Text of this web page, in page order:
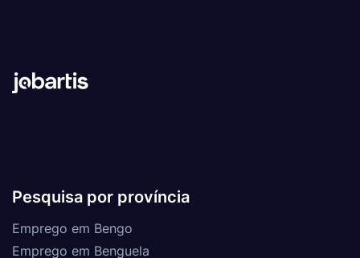
Pesquisa por província
Emprego em Bengo
Emprego em Benguela